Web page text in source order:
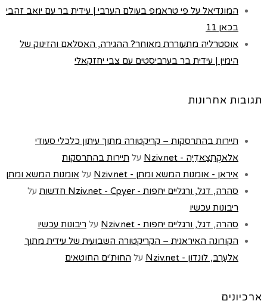
המונדיאל על פי טראמפ בעולם הערבי | עידית בר עם יואב זהבי
בכאן 11
אוסטרליה מתעוררת מאוחר? ההגירה, האסלאם והזינוק של
הימין | עידית בר בערביסטים עם צבי יחזקאלי
תגובות אחרונות
תיירות בהתרסקות – קריקטורה מתוך עיתון כלכלי סעודי
אלאקְתִצַאדִיַה - Nziv.net
על תיירות בהתרסקות
איראן - אומנות המשא ומתן - Nziv.net
על אומנות המשא ומתן
סהרה, דגל, ורגליים יחפות - Nziv.net - Cpyer חדשות
על
ריבונות עכשיו
סהרה, דגל, ורגליים יחפות - Nziv.net
על ריבונות עכשיו
הקורונה האיראנית – הקריקטורה השבועית של עידית מתוך
אלעַרַבּ, לונדון - Nziv.net
על החוּת'ים החוטאים
ארכיונים